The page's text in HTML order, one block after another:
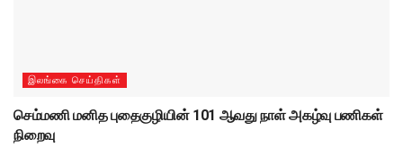
இலங்கை செய்திகள்
செம்மணி மனித புதைகுழியின் 101 ஆவது நாள் அகழ்வு பணிகள்
நிறைவு